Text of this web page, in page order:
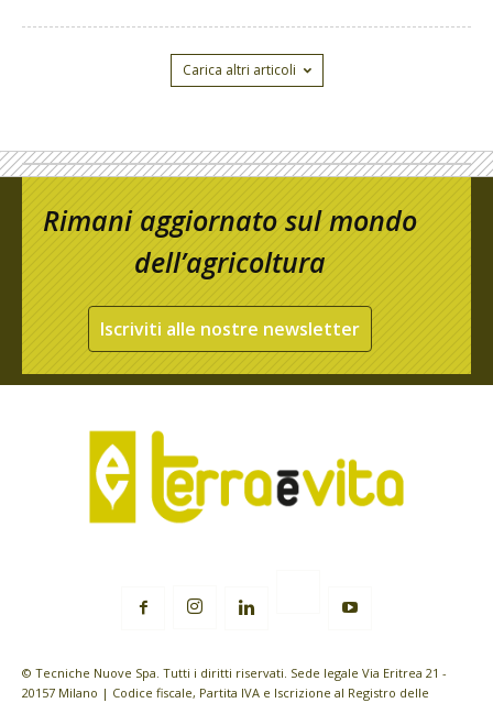
Carica altri articoli
Rimani aggiornato sul mondo
dell’agricoltura
Iscriviti alle nostre newsletter
© Tecniche Nuove Spa. Tutti i diritti riservati. Sede legale Via Eritrea 21 -
20157 Milano | Codice fiscale, Partita IVA e Iscrizione al Registro delle